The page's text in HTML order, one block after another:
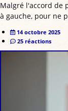
Malgré l'accord de
à gauche, pour ne
14 octobre 2025
25 réactions